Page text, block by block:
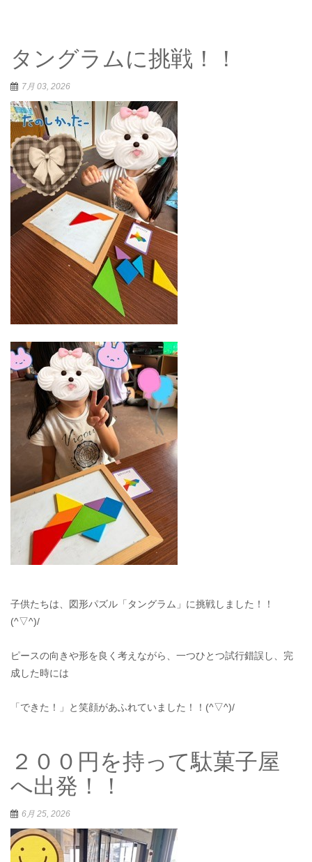
タングラムに挑戦！！
7月 03, 2026
子供たちは、図形パズル「タングラム」に挑戦しました！！
(^▽^)/
ピースの向きや形を良く考えながら、一つひとつ試行錯誤し、完
成した時には
「できた！」と笑顔があふれていました！！(^▽^)/
２００円を持って駄菓子屋
へ出発！！
6月 25, 2026